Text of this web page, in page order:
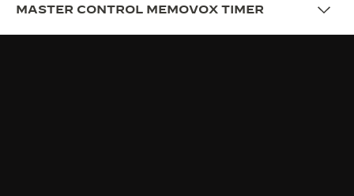
MASTER CONTROL MEMOVOX TIMER